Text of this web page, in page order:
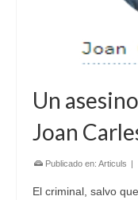
Un
Joan
Publicado en: Articuls |
El criminal, salvo